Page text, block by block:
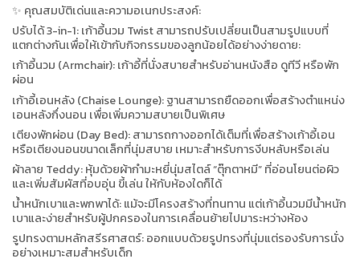
✨ คุณสมบัติเด่นและความอเนกประสงค์:
ปรับได้ 3-in-1: เก้าอี้นวม Twist สามารถปรับเปลี่ยนเป็นสามรูปแบบที่
แตกต่างกันเพื่อให้เข้ากับกิจกรรมของลูกน้อยได้อย่างง่ายดาย:
เก้าอี้นวม (Armchair): เก้าอี้ที่นั่งสบายสำหรับอ่านหนังสือ ดูทีวี หรือพัก
ผ่อน
เก้าอี้เอนหลัง (Chaise Lounge): ฐานสามารถยืดออกเพื่อสร้างตำแหน่ง
เอนหลังกึ่งนอน เพื่อเพิ่มความสบายเป็นพิเศษ
เตียงพักผ่อน (Day Bed): สามารถกางออกได้เต็มที่เพื่อสร้างเก้าอี้เอน
หรือเตียงนอนขนาดเล็กที่นุ่มสบาย เหมาะสำหรับการงีบหลับหรือเล่น
ผ้าลาย Teddy: หุ้มด้วยผ้ากำมะหยี่นุ่มสไตล์ “ตุ๊กตาหมี” ที่อ่อนโยนต่อผิว
และเพิ่มสัมผัสที่อบอุ่น ขี้เล่น ให้กับห้องใดก็ได้
น้ำหนักเบาและพกพาได้: แม้จะมีโครงสร้างที่ทนทาน แต่เก้าอี้นวมมีน้ำหนัก
เบาและง่ายสำหรับผู้ปกครองในการเคลื่อนย้ายไปมาระหว่างห้อง
รูปทรงตามหลักสรีรศาสตร์: ออกแบบด้วยรูปทรงที่นุ่มแต่รองรับการนั่ง
อย่างเหมาะสมสำหรับเด็ก